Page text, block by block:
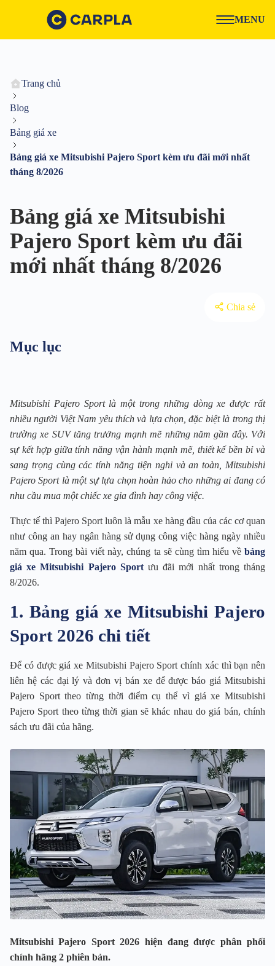
MENU
Trang chủ
Blog
Bảng giá xe
Bảng giá xe Mitsubishi Pajero Sport kèm ưu đãi mới nhất
tháng 8/2026
Bảng giá xe Mitsubishi
Pajero Sport kèm ưu đãi
mới nhất tháng 8/2026
Chia sẻ
Mitsubishi Pajero Sport là một trong những dòng xe được rất
nhiều người Việt Nam yêu thích và lựa chọn, đặc biệt là trong thị
trường xe SUV tăng trưởng mạnh mẽ những năm gần đây. Với
sự kết hợp giữa tính năng vận hành mạnh mẽ, thiết kế bền bỉ và
sang trọng cùng các tính năng tiện nghi và an toàn, Mitsubishi
Pajero Sport là một sự lựa chọn hoàn hảo cho những ai đang có
nhu cầu mua một chiếc xe gia đình hay công việc.
Thực tế thì Pajero Sport luôn là mẫu xe hàng đầu của các cơ quan
như công an hay ngân hàng sử dụng công việc hàng ngày nhiều
năm qua. Trong bài viết này, chúng ta sẽ cùng tìm hiểu về bảng
giá xe Mitsubishi Pajero Sportưu đãi mới nhất trong tháng
8/2026.
1. Bảng giá xe Mitsubishi Pajero
Sport 2026 chi tiết
Để có được giá xe Mitsubishi Pajero Sport chính xác thì bạn nên
liên hệ các đại lý và đơn vị bán xe để được báo giá Mitsubishi
Pajero Sport theo từng thời điểm cụ thể vì giá xe Mitsubishi
Pajero Sport theo từng thời gian sẽ khác nhau do giá bán, chính
sách ưu đãi của hãng.
Mitsubishi Pajero Sport 2026 hiện đang được phân phối
chính hãng 2 phiên bản.
Mục lục